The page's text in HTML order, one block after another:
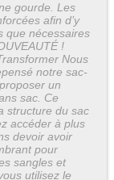
gourde. Les
afin d’y
que nécessaires
!
Nous
notre sac-
un
sac. Ce
structure du sac
accéder à plus
devoir avoir
pour
sangles et
utilisez le